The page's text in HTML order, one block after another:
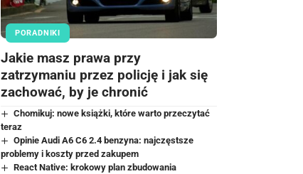
PORADNIKI
Jakie masz prawa przy
zatrzymaniu przez policję i jak się
zachować, by je chronić
Chomikuj: nowe książki, które warto przeczytać
teraz
Opinie Audi A6 C6 2.4 benzyna: najczęstsze
problemy i koszty przed zakupem
React Native: krokowy plan zbudowania